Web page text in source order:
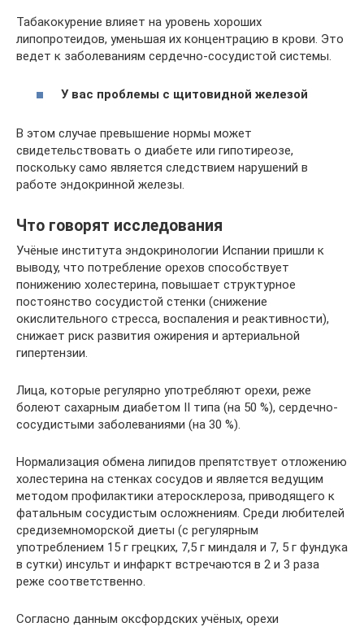
Табакокурение влияет на уровень хороших
липопротеидов, уменьшая их концентрацию в крови. Это
ведет к заболеваниям сердечно-сосудистой системы.
У вас проблемы с щитовидной железой
В этом случае превышение нормы может
свидетельствовать о диабете или гипотиреозе,
поскольку само является следствием нарушений в
работе эндокринной железы.
Что говорят исследования
Учёные института эндокринологии Испании пришли к
выводу, что потребление орехов способствует
понижению холестерина, повышает структурное
постоянство сосудистой стенки (снижение
окислительного стресса, воспаления и реактивности),
снижает риск развития ожирения и артериальной
гипертензии.
Лица, которые регулярно употребляют орехи, реже
болеют сахарным диабетом II типа (на 50 %), сердечно-
сосудистыми заболеваниями (на 30 %).
Нормализация обмена липидов препятствует отложению
холестерина на стенках сосудов и является ведущим
методом профилактики атеросклероза, приводящего к
фатальным сосудистым осложнениям. Среди любителей
средиземноморской диеты (с регулярным
употреблением 15 г грецких, 7,5 г миндаля и 7, 5 г фундука
в сутки) инсульт и инфаркт встречаются в 2 и 3 раза
реже соответственно.
Согласно данным оксфордских учёных, орехи